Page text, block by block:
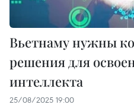
Вьетнаму нужны
решения для
интеллекта
25/08/2025 19:00